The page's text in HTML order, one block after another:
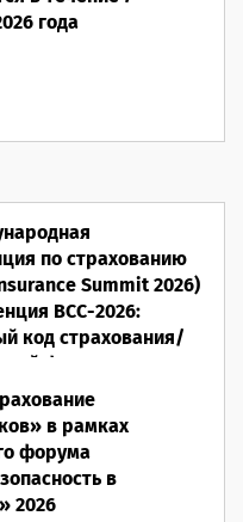
года
по страхованию
Summit 2026)
ВСС-2026:
код страхования/
фактор»
в рамках
форума
в
2026